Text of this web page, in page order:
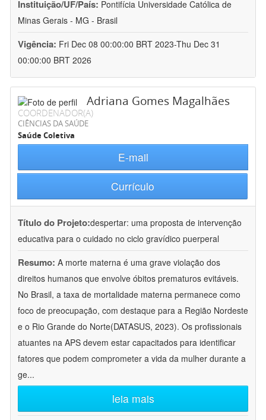
Instituição/UF/País: Pontifícia Universidade Católica de
Minas Gerais - MG - Brasil
Vigência: Fri Dec 08 00:00:00 BRT 2023-Thu Dec 31
00:00:00 BRT 2026
Adriana Gomes Magalhães
COORDENADOR(A)
CIÊNCIAS DA SAÚDE
Saúde Coletiva
E-mail
Currículo
Título do Projeto:despertar: uma proposta de intervenção
educativa para o cuidado no ciclo gravídico puerperal
Resumo: A morte materna é uma grave violação dos
direitos humanos que envolve óbitos prematuros evitáveis.
No Brasil, a taxa de mortalidade materna permanece como
foco de preocupação, com destaque para a Região Nordeste
e o Rio Grande do Norte(DATASUS, 2023). Os profissionais
atuantes na APS devem estar capacitados para identificar
fatores que podem comprometer a vida da mulher durante a
ge...
leia mais